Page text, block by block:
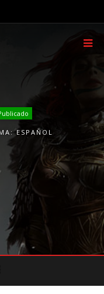
ESPAÑOL